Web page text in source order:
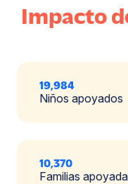
Impacto
19,984
Niños apoyados
10,370
Familias